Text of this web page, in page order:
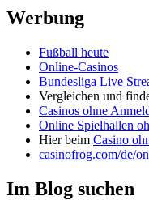
Werbung
Fußball heute
Online-Casinos
Bundesliga Live
Vergleichen und
Casinos ohne
Online Spielhallen
Hier beim Casino
casinofrog.com/de/
Im Blog suchen